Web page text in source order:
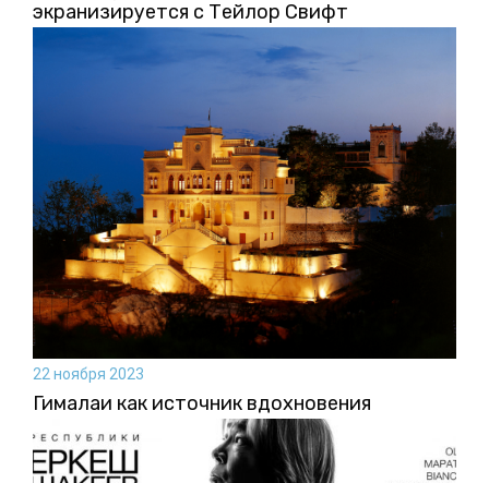
экранизируется с Тейлор Свифт
22 ноября 2023
Гималаи как источник вдохновения